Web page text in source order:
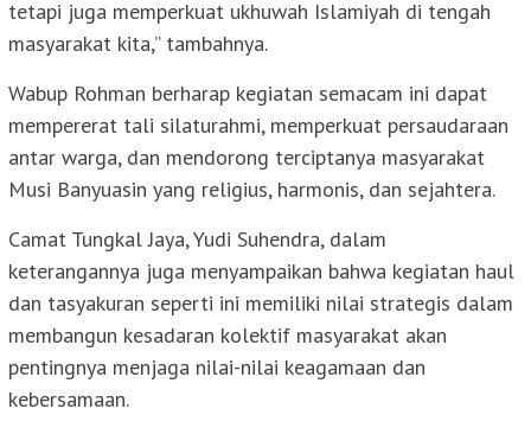
tetapi juga memperkuat ukhuwah Islamiyah di tengah
masyarakat kita,” tambahnya.
Wabup Rohman berharap kegiatan semacam ini dapat
mempererat tali silaturahmi, memperkuat persaudaraan
antar warga, dan mendorong terciptanya masyarakat
Musi Banyuasin yang religius, harmonis, dan sejahtera.
Camat Tungkal Jaya, Yudi Suhendra, dalam
keterangannya juga menyampaikan bahwa kegiatan haul
dan tasyakuran seperti ini memiliki nilai strategis dalam
membangun kesadaran kolektif masyarakat akan
pentingnya menjaga nilai-nilai keagamaan dan
kebersamaan.